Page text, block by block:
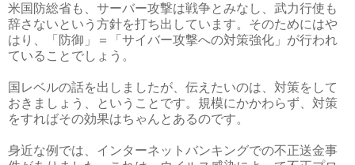
米国防総省も、サーバー攻撃は戦争とみなし、武力行使も
辞さないという方針を打ち出しています。そのためにはや
はり、「防御」＝「サイバー攻撃への対策強化」が行われ
ていることでしょう。
国レベルの話を出しましたが、伝えたいのは、対策をして
おきましょう、ということです。規模にかかわらず、対策
をすればその効果はちゃんとあるのです。
身近な例では、インターネットバンキングでの不正送金事